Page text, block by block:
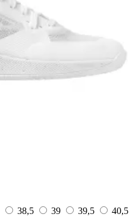
38,5 39 39,5
40,5